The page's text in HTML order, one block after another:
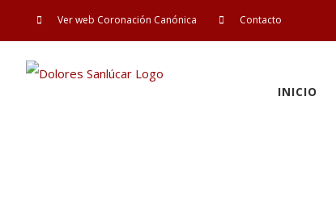
al
contenido
Ver web Coronación Canónica Contacto
INICIO